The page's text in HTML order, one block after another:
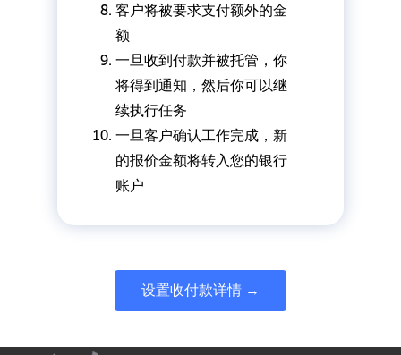
客户将被要求支付额外的金
额
一旦收到付款并被托管，你
将得到通知，然后你可以继
续执行任务
一旦客户确认工作完成，新
的报价金额将转入您的银行
账户
设置收付款详情 →